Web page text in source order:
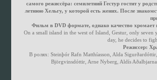
самого режиссёра: семилетний Гестур гостит у
летнюю Хельгу, у которой есть жених. После
Фильм в DVD формате, однако качество хромает
On a small island in the west of Island, Gestur, only
day, he decides to
Режиссер:
В ролях: Steinþór Rafn Matthíasson, Alda
Björgvinsdóttir, Arne Nyberg, Aldís